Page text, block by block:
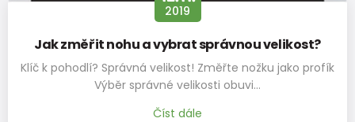
tak důležitým faktorem správné a vhodné velikost
orientační Velikostní tabulka:
+-5mm
Botky pro první krůčky
2019
Jak změřit nohu a vybrat správnou velikost?
Klíč k pohodlí? Správná velikost! Změřte nožku jako profík
Výběr správné velikosti obuvi…
Číst dále